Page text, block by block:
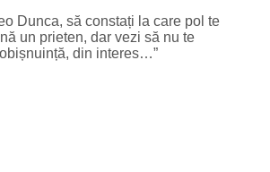
Dunca, să constați la care pol te
un prieten, dar vezi să nu te
din interes…”